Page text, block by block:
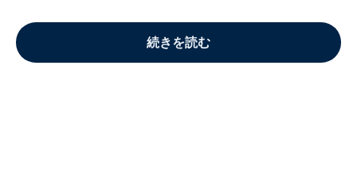
続きを読む